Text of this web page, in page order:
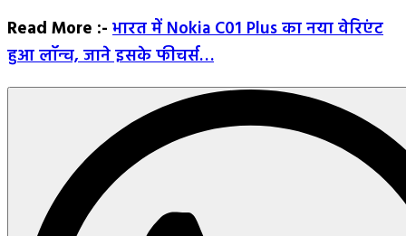
Read More :- भारत में Nokia C01 Plus का नया वेरिएंट
हुआ लॉन्च, जाने इसके फीचर्स…